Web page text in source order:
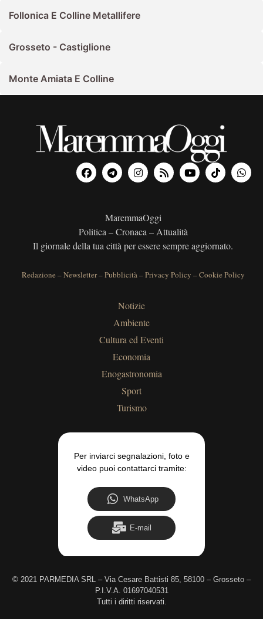
Follonica E Colline Metallifere
Grosseto - Castiglione
Monte Amiata E Colline
MaremmaOggi
Politica – Cronaca – Attualità
Il giornale della tua città per essere sempre aggiornato.
Redazione –Newsletter–Pubblicità–Privacy Policy –Cookie Policy
Notizie
Ambiente
Cultura ed Eventi
Economia
Enogastronomia
Sport
Turismo
Per inviarci segnalazioni, foto e
video puoi contattarci tramite:
WhatsApp
E-mail
© 2021 PARMEDIA SRL – Via Cesare Battisti 85, 58100 – Grosseto –
P.I.V.A. 01697040531
Tutti i diritti riservati.